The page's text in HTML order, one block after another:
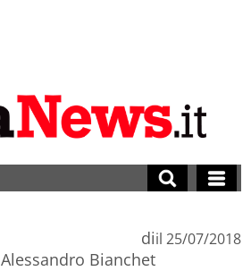
di
Alessandro Bianchet
il 25/07/2018